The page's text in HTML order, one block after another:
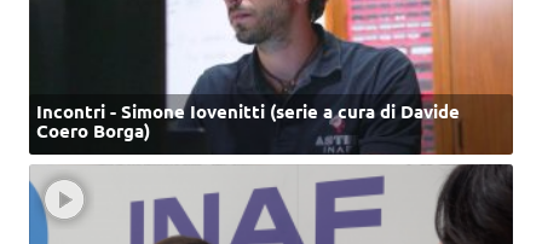
Incontri - Simone Iovenitti (serie a cura di Davide
Coero Borga)